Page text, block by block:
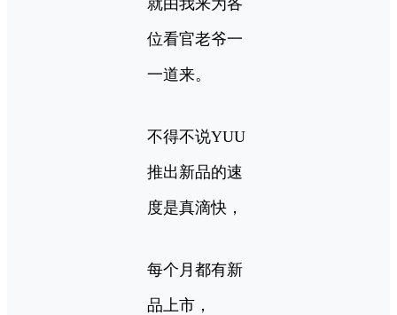
位看官老爷一
一道来。
不得不说YUU
推出新品的速
度是真滴快，
每个月都有新
品上市，